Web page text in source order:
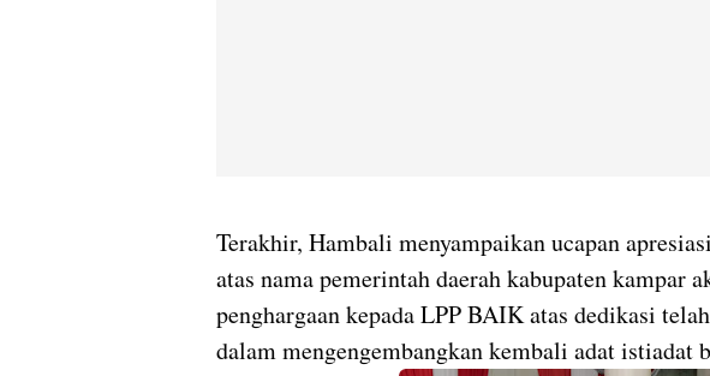
Terakhir, Hambali menyampaikan ucapan
atas nama pemerintah daerah kabupaten kampar
penghargaan kepada LPP BAIK atas dedikasi
dalam mengengembangkan kembali adat istiadat